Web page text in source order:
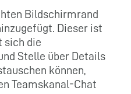
Bildschirmrand
Dieser ist
sich die
Stelle über Details
können,
Teamskanal-Chat